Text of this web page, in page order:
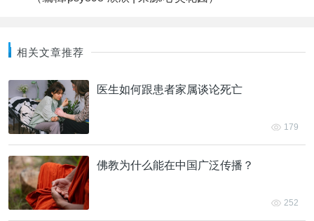
相关文章推荐
医生如何跟患者家属谈论死亡
179
佛教为什么能在中国广泛传播？
252